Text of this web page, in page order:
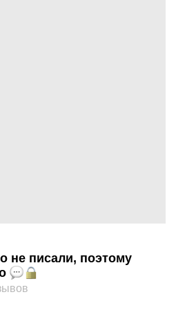
не писали, поэтому